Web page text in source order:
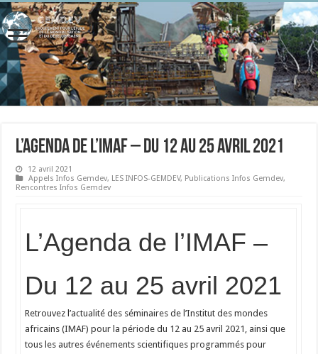
L’Agenda de l’IMAF – Du 12 au 25 avril 2021
12 avril 2021
Appels Infos Gemdev, LES INFOS-GEMDEV, Publications Infos Gemdev,
Rencontres Infos Gemdev
L’Agenda de l’IMAF –
Du 12 au 25 avril 2021
Retrouvez l’actualité des séminaires de l’Institut des mondes
africains (IMAF) pour la période du 12 au 25 avril 2021, ainsi que
tous les autres événements scientifiques programmés pour